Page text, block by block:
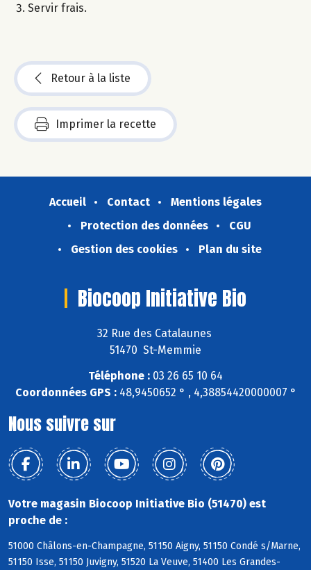
Servir frais.
Retour à la liste
Imprimer la recette
Accueil Contact
Mentions légales
Protection des données
CGU
Gestion des cookies
Plan du site
Biocoop Initiative Bio
32 Rue des Catalaunes
51470 St-Memmie
Téléphone : 03 26 65 10 64
Coordonnées GPS :48,9450652 ° , 4,38854420000007 °
Nous suivre sur
Votre magasin Biocoop Initiative Bio (51470) est
proche de :
51000 Châlons-en-Champagne, 51150 Aigny, 51150 Condé s/Marne,
51150 Isse, 51150 Juvigny, 51520 La Veuve, 51400 Les Grandes-